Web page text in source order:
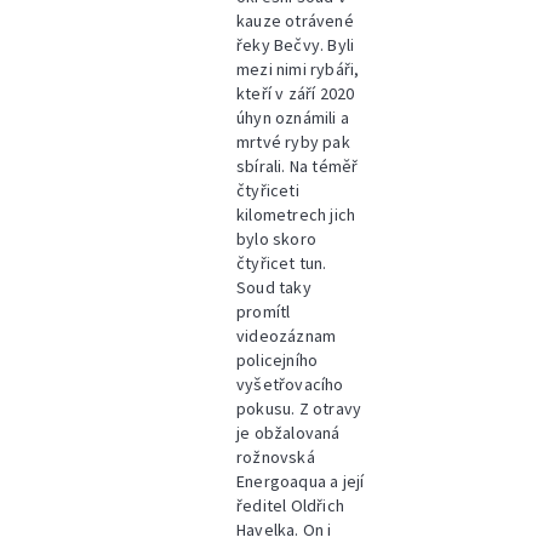
kauze otrávené
řeky Bečvy. Byli
mezi nimi rybáři,
kteří v září 2020
úhyn oznámili a
mrtvé ryby pak
sbírali. Na téměř
čtyřiceti
kilometrech jich
bylo skoro
čtyřicet tun.
Soud taky
promítl
videozáznam
policejního
vyšetřovacího
pokusu. Z otravy
je obžalovaná
rožnovská
Energoaqua a její
ředitel Oldřich
Havelka. On i